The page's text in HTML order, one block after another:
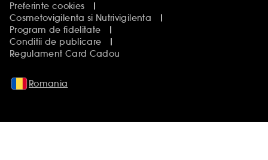
Preferinte cookies
Cosmetovigilenta si Nutrivigilenta
Program de fidelitate
Conditii de publicare
Regulament Card Cadou
Romania